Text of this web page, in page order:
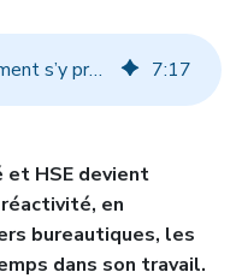
Digitalisation QHSE : comment s’y prendre ? 7:17
HSE devient
en
bureautiques, les
dans son travail.